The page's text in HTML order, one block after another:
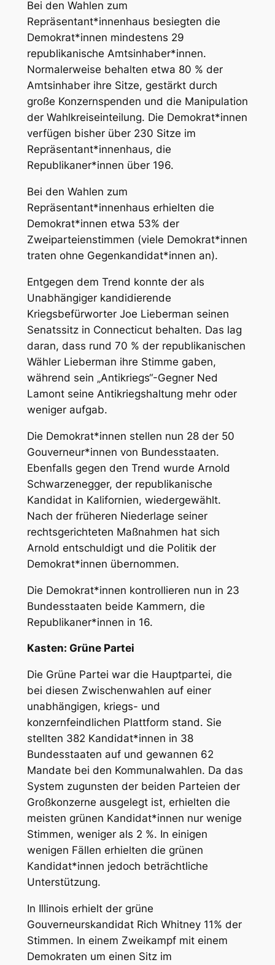
Bei den Wahlen zum
Repräsentant*innenhaus besiegten die
Demokrat*innen mindestens 29
republikanische Amtsinhaber*innen.
Normalerweise behalten etwa 80 % der
Amtsinhaber ihre Sitze, gestärkt durch
große Konzernspenden und die Manipulation
der Wahlkreiseinteilung. Die Demokrat*innen
verfügen bisher über 230 Sitze im
Repräsentant*innenhaus, die
Republikaner*innen über 196.
Bei den Wahlen zum
Repräsentant*innenhaus erhielten die
Demokrat*innen etwa 53% der
Zweiparteienstimmen (viele Demokrat*innen
traten ohne Gegenkandidat*innen an).
Entgegen dem Trend konnte der als
Unabhängiger kandidierende
Kriegsbefürworter Joe Lieberman seinen
Senatssitz in Connecticut behalten. Das lag
daran, dass rund 70 % der republikanischen
Wähler Lieberman ihre Stimme gaben,
während sein „Antikriegs“-Gegner Ned
Lamont seine Antikriegshaltung mehr oder
weniger aufgab.
Die Demokrat*innen stellen nun 28 der 50
Gouverneur*innen von Bundesstaaten.
Ebenfalls gegen den Trend wurde Arnold
Schwarzenegger, der republikanische
Kandidat in Kalifornien, wiedergewählt.
Nach der früheren Niederlage seiner
rechtsgerichteten Maßnahmen hat sich
Arnold entschuldigt und die Politik der
Demokrat*innen übernommen.
Die Demokrat*innen kontrollieren nun in 23
Bundesstaaten beide Kammern, die
Republikaner*innen in 16.
Kasten: Grüne Partei
Die Grüne Partei war die Hauptpartei, die
bei diesen Zwischenwahlen auf einer
unabhängigen, kriegs- und
konzernfeindlichen Plattform stand. Sie
stellten 382 Kandidat*innen in 38
Bundesstaaten auf und gewannen 62
Mandate bei den Kommunalwahlen. Da das
System zugunsten der beiden Parteien der
Großkonzerne ausgelegt ist, erhielten die
meisten grünen Kandidat*innen nur wenige
Stimmen, weniger als 2 %. In einigen
wenigen Fällen erhielten die grünen
Kandidat*innen jedoch beträchtliche
Unterstützung.
In Illinois erhielt der grüne
Gouverneurskandidat Rich Whitney 11% der
Stimmen. In einem Zweikampf mit einem
Demokraten um einen Sitz im